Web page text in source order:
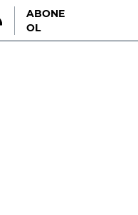
ABONE
OL